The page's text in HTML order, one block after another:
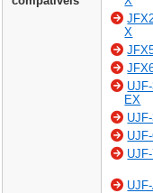
X
EX